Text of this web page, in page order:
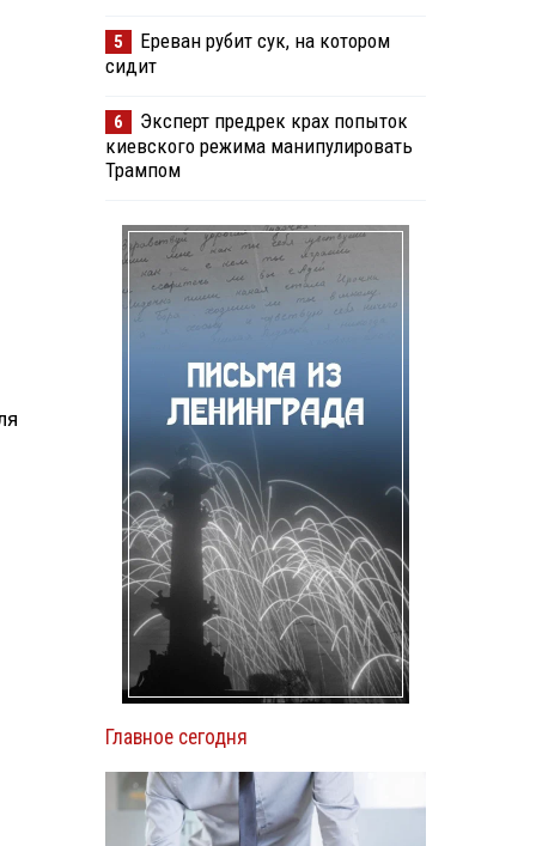
5
Ереван рубит сук, на котором
сидит
6
Эксперт предрек крах попыток
киевского режима манипулировать
Трампом
Главное сегодня